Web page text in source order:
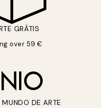
GRÁTIS
over 59 €
DE ARTE